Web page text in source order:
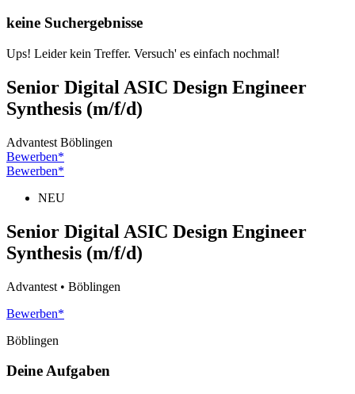
keine Suchergebnisse
Ups! Leider kein Treffer. Versuch' es einfach nochmal!
Senior Digital ASIC Design Engineer
Synthesis (m/f/d)
Advantest Böblingen
Bewerben*
Bewerben*
NEU
Senior Digital ASIC Design Engineer
Synthesis (m/f/d)
Advantest • Böblingen
Bewerben*
Böblingen
Deine Aufgaben